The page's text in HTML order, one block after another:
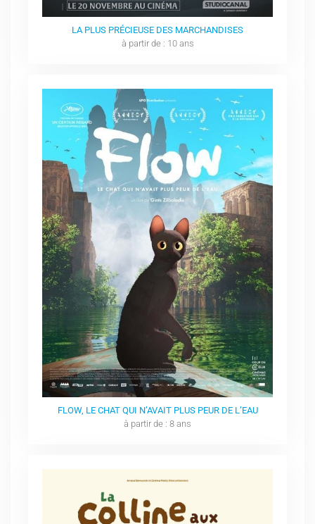
LA PLUS PRÉCIEUSE DES MARCHANDISES
à partir de : 10 ans
FLOW, LE CHAT QUI N’AVAIT PLUS PEUR DE L’EAU
à partir de : 8 ans